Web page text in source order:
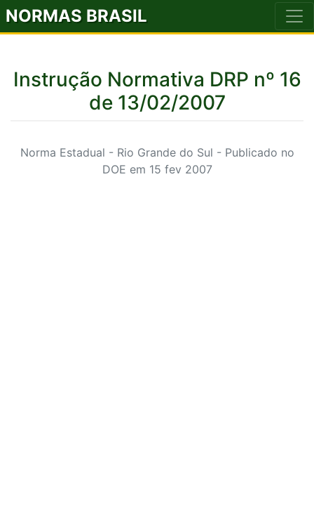
NORMAS BRASIL
Instrução Normativa DRP nº 16
de 13/02/2007
Norma Estadual - Rio Grande do Sul - Publicado no
DOE em 15 fev 2007